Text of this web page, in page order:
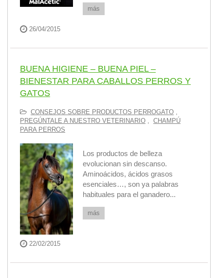
más
26/04/2015
BUENA HIGIENE – BUENA PIEL –
BIENESTAR PARA CABALLOS PERROS Y
GATOS
CONSEJOS SOBRE PRODUCTOS PERROGATO
PREGÚNTALE A NUESTRO VETERINARIO
CHAMPÚ
PARA PERROS
Los productos de belleza
evolucionan sin descanso.
Aminoácidos, ácidos grasos
esenciales…, son ya palabras
habituales para el ganadero...
más
22/02/2015